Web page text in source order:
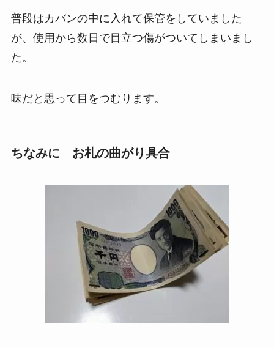
普段はカバンの中に入れて保管をしていました
が、使用から数日で目立つ傷がついてしまいまし
た。
味だと思って目をつむります。
ちなみに お札の曲がり具合